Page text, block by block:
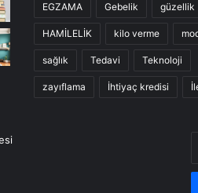
EGZAMA Gebelik güzellik
HAMİLELİK kilo verme
sağlık Tedavi Teknoloji
zayıflama İhtiyaç kredisi